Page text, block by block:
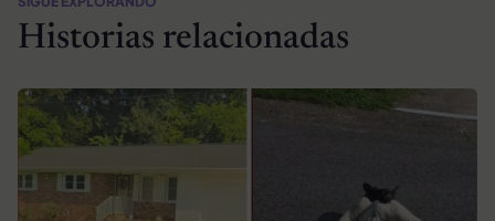
Historias relacionadas